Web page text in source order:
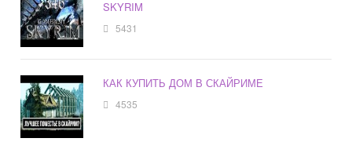
SKYRIM
5431
КАК КУПИТЬ ДОМ В СКАЙРИМЕ
4535